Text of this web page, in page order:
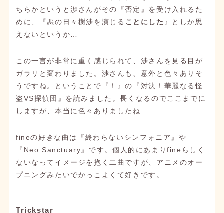
ちらかというと渉さんがその『否定』を受け入れるた
めに、『悪の日々樹渉を演じる ことにした 』としか思
えないというか…
この一言が非常に重く感じられて、渉さんを見る目が
ガラリと変わりました。渉さんも、意外と色々ありそ
うですね。ということで『！』の『対決！華麗なる怪
盗VS探偵団』を読みました。長くなるのでここまでに
しますが、本当に色々ありましたね…
fineの好きな曲は『終わらないシンフォニア』や
『Neo Sanctuary』です。個人的にあまりfineらしく
ないなってイメージを抱く二曲ですが、アニメのオー
プニングみたいでかっこよくて好きです。
Trickstar